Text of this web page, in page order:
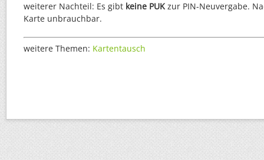
weiterer Nachteil: Es gibt keine PUK zur PIN-Neuvergabe.
Karte unbrauchbar.
weitere Themen: Kartentausch